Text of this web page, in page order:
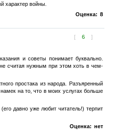
характер войны.
Оценка: 8
[ 6 ]
и советы понимает буквально.
не считая нужным при этом хоть в чем-
простака из народа. Разъяренный
на то, что в моих услугах больше
давно уже любит читатель!) терпит
Оценка: нет